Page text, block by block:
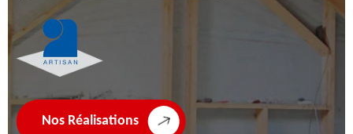
Nos Réalisations